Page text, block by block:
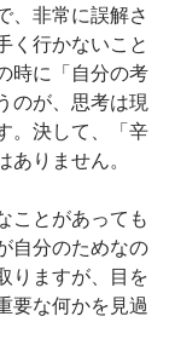
、非常に誤解さ
く行かないこと
時に「自分の考
のが、思考は現
。決して、「辛
りません。
ことがあっても
自分のためなの
りますが、目を
要な何かを見過